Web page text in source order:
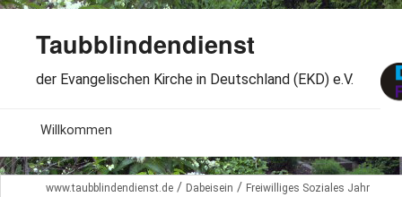
Taubblindendienst
der Evangelischen Kirche in Deutschland (EKD) e.V.
Willkommen
Aktuelles
www.taubblindendienst.de / Dabeisein / Freiwilliges Soziales Jahr